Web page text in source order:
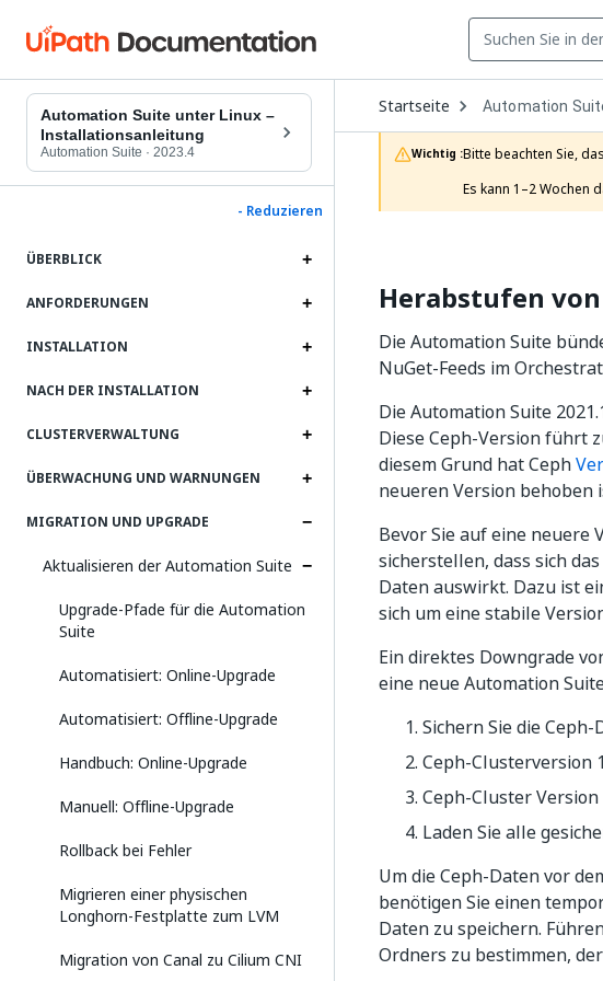
Automation Suite unter Linux –
Installationsanleitung
Automation Suite · 2023.4
- Reduzieren
ÜBERBLICK
ANFORDERUNGEN
INSTALLATION
NACH DER INSTALLATION
CLUSTERVERWALTUNG
ÜBERWACHUNG UND WARNUNGEN
MIGRATION UND UPGRADE
Aktualisieren der Automation Suite
Upgrade-Pfade für die Automation
Suite
Automatisiert: Online-Upgrade
Automatisiert: Offline-Upgrade
Handbuch: Online-Upgrade
Manuell: Offline-Upgrade
Rollback bei Fehler
Migrieren einer physischen
Longhorn-Festplatte zum LVM
Migration von Canal zu Cilium CNI
Startseite Open
Dropdown
to
choose
product
Automation
Wichtig :Bitte beachten Sie,
Es kann 1–2 Wochen
Herabstufen von
Die Automation Suite
NuGet-Feeds im
Die Automation Suite
Diese Ceph-Version führt
diesem Grund hat Ceph
neueren Version behoben
Bevor Sie auf eine neuere
sicherstellen, dass sich
Daten auswirkt. Dazu ist
sich um eine stabile
Ein direktes Downgrade
eine neue Automation
Sichern Sie die Ceph-
Ceph-Clusterversion
Ceph-Cluster
Laden Sie alle
Um die Ceph-Daten vor
benötigen Sie einen
Daten zu speichern.
Ordners zu bestimmen,